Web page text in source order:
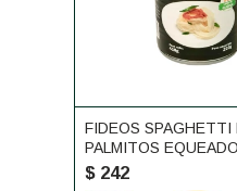
FIDEOS SPAGHETTI
PALMITOS
$ 242